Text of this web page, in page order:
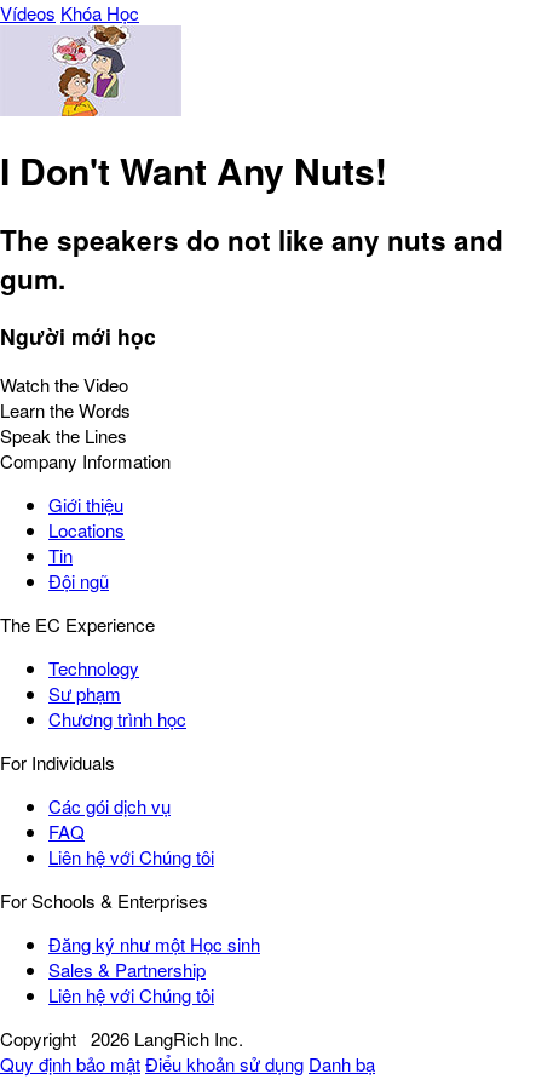
Vídeos Khóa Học
I Don't Want Any Nuts!
The speakers do not like any nuts and
gum.
Người mới học
Watch the Video
Learn the Words
Speak the Lines
Company Information
Giới thiệu
Locations
Tin
Đội ngũ
The EC Experience
Technology
Sư phạm
Chương trình học
For Individuals
Các gói dịch vụ
FAQ
Liên hệ với Chúng tôi
For Schools & Enterprises
Đăng ký như một Học sinh
Sales & Partnership
Liên hệ với Chúng tôi
Copyright 2026 LangRich Inc.
Quy định bảo mậtĐiểu khoản sử dụng Danh bạ